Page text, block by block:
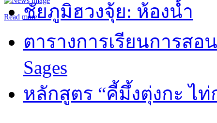
Read moreชัยภูมิฮวงจุ้ย: ห้องน้ำ
ตารางการเรียนการส
Sages
หลักสูตร “คี้มึ้งตุ่งกะ ไ